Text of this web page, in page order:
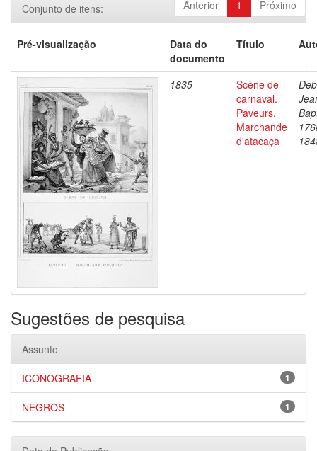
Anterior 1 Próximo
Conjunto de itens:
Pré-visualização
Data do
documento
Título
1835
Scène de
carnaval.
Paveurs.
Marchande
d'atacaça
Sugestões de pesquisa
Assunto
1
ICONOGRAFIA
1
NEGROS